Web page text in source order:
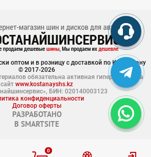
0
оптом и в розницу с доставкой по Казахстану
© 2017-2026
обязательна активная гиперссылка на
сайт www.kostanayshs.kz
БИН: 020140003123
конфиденциальности
Договор оферты
РАЗРАБОТАНО
В SMARTSITE